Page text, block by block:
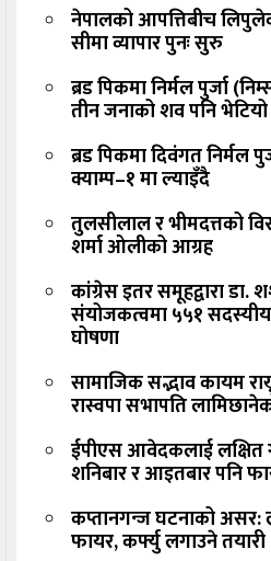
नेपालको आपत्तिबीच
सीमा व्यापार पुनः सुरु
ब्रड पिकमा निर्मल पुर्जा
तीन जनाको शव पनि भेटियो
ब्रड पिकमा दिवंगत निर्मल
क्याम्प–१ मा ल्याइँदै
तुलसीलाल र भीमदत्तको
शर्मा ओलीको आग्रह
कांग्रेस इतर समूहद्वारा डा.
संयोजकत्वमा ५५१
घोषणा
सामाजिक सद्भाव कायम
रास्वपा सभापति
ईपीएस आवेदकलाई लक्षित
शनिबार र आइतबार पनि
कप्तानगन्ज घटनाको असर:
फायर, कर्फ्यु लगाउने तयारी